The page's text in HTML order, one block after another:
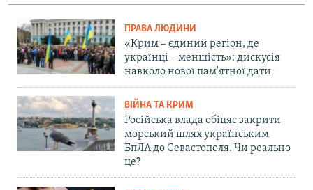
ПРАВА ЛЮДИНИ
«Крим – єдиний регіон, де
українці – меншість»: дискусія
навколо нової пам'ятної дати
ВІЙНА ТА КРИМ
Російська влада обіцяє закрити
морський шлях українським
БпЛА до Севастополя. Чи реально
це?